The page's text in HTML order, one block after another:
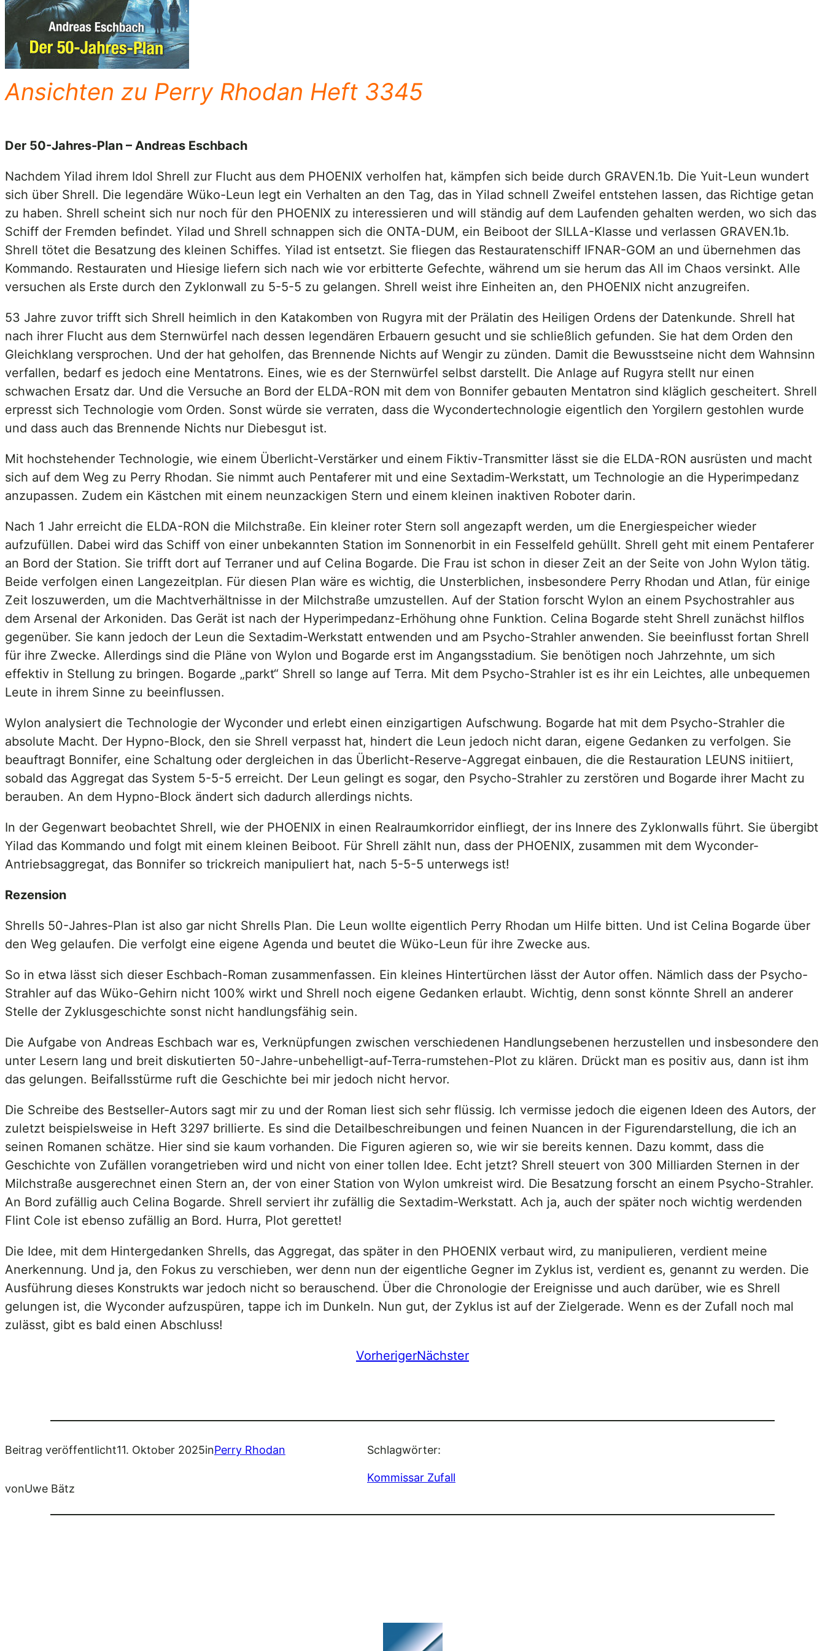
Ansichten zu Perry Rhodan Heft 3345
Der 50-Jahres-Plan – Andreas Eschbach
Nachdem Yilad ihrem Idol Shrell zur Flucht aus dem PHOENIX verholfen hat, kämpfen sich beide durch GRAVEN.1b. Die Yuit-Leun wundert
sich über Shrell. Die legendäre Wüko-Leun legt ein Verhalten an den Tag, das in Yilad schnell Zweifel entstehen lassen, das Richtige getan
zu haben. Shrell scheint sich nur noch für den PHOENIX zu interessieren und will ständig auf dem Laufenden gehalten werden, wo sich das
Schiff der Fremden befindet. Yilad und Shrell schnappen sich die ONTA-DUM, ein Beiboot der SILLA-Klasse und verlassen GRAVEN.1b.
Shrell tötet die Besatzung des kleinen Schiffes. Yilad ist entsetzt. Sie fliegen das Restauratenschiff IFNAR-GOM an und übernehmen das
Kommando. Restauraten und Hiesige liefern sich nach wie vor erbitterte Gefechte, während um sie herum das All im Chaos versinkt. Alle
versuchen als Erste durch den Zyklonwall zu 5-5-5 zu gelangen. Shrell weist ihre Einheiten an, den PHOENIX nicht anzugreifen.
53 Jahre zuvor trifft sich Shrell heimlich in den Katakomben von Rugyra mit der Prälatin des Heiligen Ordens der Datenkunde. Shrell hat
nach ihrer Flucht aus dem Sternwürfel nach dessen legendären Erbauern gesucht und sie schließlich gefunden. Sie hat dem Orden den
Gleichklang versprochen. Und der hat geholfen, das Brennende Nichts auf Wengir zu zünden. Damit die Bewusstseine nicht dem Wahnsinn
verfallen, bedarf es jedoch eine Mentatrons. Eines, wie es der Sternwürfel selbst darstellt. Die Anlage auf Rugyra stellt nur einen
schwachen Ersatz dar. Und die Versuche an Bord der ELDA-RON mit dem von Bonnifer gebauten Mentatron sind kläglich gescheitert. Shrell
erpresst sich Technologie vom Orden. Sonst würde sie verraten, dass die Wycondertechnologie eigentlich den Yorgilern gestohlen wurde
und dass auch das Brennende Nichts nur Diebesgut ist.
Mit hochstehender Technologie, wie einem Überlicht-Verstärker und einem Fiktiv-Transmitter lässt sie die ELDA-RON ausrüsten und macht
sich auf dem Weg zu Perry Rhodan. Sie nimmt auch Pentaferer mit und eine Sextadim-Werkstatt, um Technologie an die Hyperimpedanz
anzupassen. Zudem ein Kästchen mit einem neunzackigen Stern und einem kleinen inaktiven Roboter darin.
Nach 1 Jahr erreicht die ELDA-RON die Milchstraße. Ein kleiner roter Stern soll angezapft werden, um die Energiespeicher wieder
aufzufüllen. Dabei wird das Schiff von einer unbekannten Station im Sonnenorbit in ein Fesselfeld gehüllt. Shrell geht mit einem Pentaferer
an Bord der Station. Sie trifft dort auf Terraner und auf Celina Bogarde. Die Frau ist schon in dieser Zeit an der Seite von John Wylon tätig.
Beide verfolgen einen Langezeitplan. Für diesen Plan wäre es wichtig, die Unsterblichen, insbesondere Perry Rhodan und Atlan, für einige
Zeit loszuwerden, um die Machtverhältnisse in der Milchstraße umzustellen. Auf der Station forscht Wylon an einem Psychostrahler aus
dem Arsenal der Arkoniden. Das Gerät ist nach der Hyperimpedanz-Erhöhung ohne Funktion. Celina Bogarde steht Shrell zunächst hilflos
gegenüber. Sie kann jedoch der Leun die Sextadim-Werkstatt entwenden und am Psycho-Strahler anwenden. Sie beeinflusst fortan Shrell
für ihre Zwecke. Allerdings sind die Pläne von Wylon und Bogarde erst im Angangsstadium. Sie benötigen noch Jahrzehnte, um sich
effektiv in Stellung zu bringen. Bogarde „parkt“ Shrell so lange auf Terra. Mit dem Psycho-Strahler ist es ihr ein Leichtes, alle unbequemen
Leute in ihrem Sinne zu beeinflussen.
Wylon analysiert die Technologie der Wyconder und erlebt einen einzigartigen Aufschwung. Bogarde hat mit dem Psycho-Strahler die
absolute Macht. Der Hypno-Block, den sie Shrell verpasst hat, hindert die Leun jedoch nicht daran, eigene Gedanken zu verfolgen. Sie
beauftragt Bonnifer, eine Schaltung oder dergleichen in das Überlicht-Reserve-Aggregat einbauen, die die Restauration LEUNS initiiert,
sobald das Aggregat das System 5-5-5 erreicht. Der Leun gelingt es sogar, den Psycho-Strahler zu zerstören und Bogarde ihrer Macht zu
berauben. An dem Hypno-Block ändert sich dadurch allerdings nichts.
In der Gegenwart beobachtet Shrell, wie der PHOENIX in einen Realraumkorridor einfliegt, der ins Innere des Zyklonwalls führt. Sie übergibt
Yilad das Kommando und folgt mit einem kleinen Beiboot. Für Shrell zählt nun, dass der PHOENIX, zusammen mit dem Wyconder-
Antriebsaggregat, das Bonnifer so trickreich manipuliert hat, nach 5-5-5 unterwegs ist!
Rezension
Shrells 50-Jahres-Plan ist also gar nicht Shrells Plan. Die Leun wollte eigentlich Perry Rhodan um Hilfe bitten. Und ist Celina Bogarde über
den Weg gelaufen. Die verfolgt eine eigene Agenda und beutet die Wüko-Leun für ihre Zwecke aus.
So in etwa lässt sich dieser Eschbach-Roman zusammenfassen. Ein kleines Hintertürchen lässt der Autor offen. Nämlich dass der Psycho-
Strahler auf das Wüko-Gehirn nicht 100% wirkt und Shrell noch eigene Gedanken erlaubt. Wichtig, denn sonst könnte Shrell an anderer
Stelle der Zyklusgeschichte sonst nicht handlungsfähig sein.
Die Aufgabe von Andreas Eschbach war es, Verknüpfungen zwischen verschiedenen Handlungsebenen herzustellen und insbesondere den
unter Lesern lang und breit diskutierten 50-Jahre-unbehelligt-auf-Terra-rumstehen-Plot zu klären. Drückt man es positiv aus, dann ist ihm
das gelungen. Beifallsstürme ruft die Geschichte bei mir jedoch nicht hervor.
Die Schreibe des Bestseller-Autors sagt mir zu und der Roman liest sich sehr flüssig. Ich vermisse jedoch die eigenen Ideen des Autors, der
zuletzt beispielsweise in Heft 3297 brillierte. Es sind die Detailbeschreibungen und feinen Nuancen in der Figurendarstellung, die ich an
seinen Romanen schätze. Hier sind sie kaum vorhanden. Die Figuren agieren so, wie wir sie bereits kennen. Dazu kommt, dass die
Geschichte von Zufällen vorangetrieben wird und nicht von einer tollen Idee. Echt jetzt? Shrell steuert von 300 Milliarden Sternen in der
Milchstraße ausgerechnet einen Stern an, der von einer Station von Wylon umkreist wird. Die Besatzung forscht an einem Psycho-Strahler.
An Bord zufällig auch Celina Bogarde. Shrell serviert ihr zufällig die Sextadim-Werkstatt. Ach ja, auch der später noch wichtig werdenden
Flint Cole ist ebenso zufällig an Bord. Hurra, Plot gerettet!
Die Idee, mit dem Hintergedanken Shrells, das Aggregat, das später in den PHOENIX verbaut wird, zu manipulieren, verdient meine
Anerkennung. Und ja, den Fokus zu verschieben, wer denn nun der eigentliche Gegner im Zyklus ist, verdient es, genannt zu werden. Die
Ausführung dieses Konstrukts war jedoch nicht so berauschend. Über die Chronologie der Ereignisse und auch darüber, wie es Shrell
gelungen ist, die Wyconder aufzuspüren, tappe ich im Dunkeln. Nun gut, der Zyklus ist auf der Zielgerade. Wenn es der Zufall noch mal
zulässt, gibt es bald einen Abschluss!
VorherigerNächster
Beitrag veröffentlicht11. Oktober 2025inPerry Rhodan
vonUwe Bätz
Schlagwörter:
Kommissar Zufall